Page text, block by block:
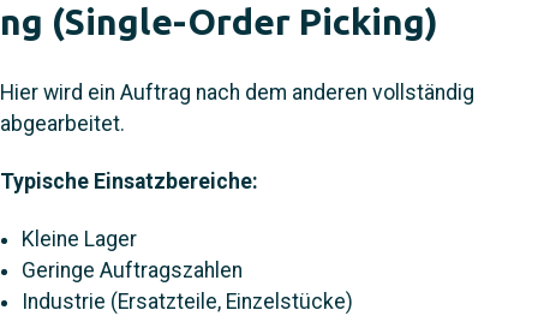
ng (Single-Order Picking)
Hier wird ein Auftrag nach dem anderen vollständig
abgearbeitet.
Typische Einsatzbereiche:
Kleine Lager
Geringe Auftragszahlen
Industrie (Ersatzteile, Einzelstücke)